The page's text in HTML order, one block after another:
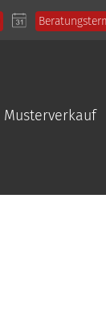
Musterverkauf